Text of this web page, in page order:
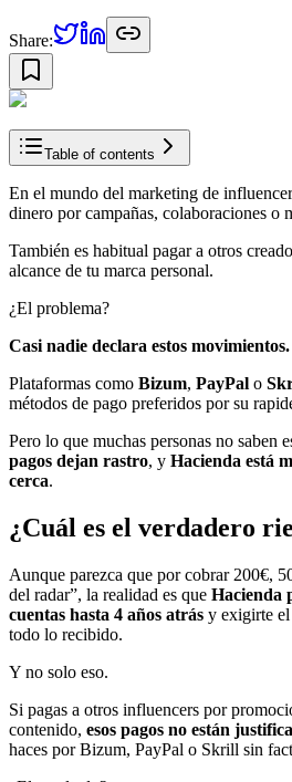
Share:
Table of contents
En el mundo del marketing de
dinero por campañas, colaboraciones o
También es habitual pagar a otros
alcance de tu marca personal.
¿El problema?
Casi nadie declara estos movimientos.
Plataformas como Bizum, PayPal o
métodos de pago preferidos por su
Pero lo que muchas personas no saben
pagos dejan rastro, y Hacienda está
cerca.
¿Cuál es el verdadero
Aunque parezca que por cobrar 200€,
del radar”, la realidad es que Hacienda
cuentas hasta 4 años atrás y exigirte el
todo lo recibido.
Y no solo eso.
Si pagas a otros influencers por
contenido, esos pagos no están
haces por Bizum, PayPal o Skrill sin